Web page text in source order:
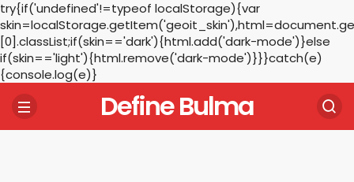
try{if('undefined'!=typeof localStorage){var
[0].classList;if(skin=='dark'){html.add('dark-mode')}else
if(skin=='light'){html.remove('dark-mode')}}}catch(e)
{console.log(e)}
Define Bulma